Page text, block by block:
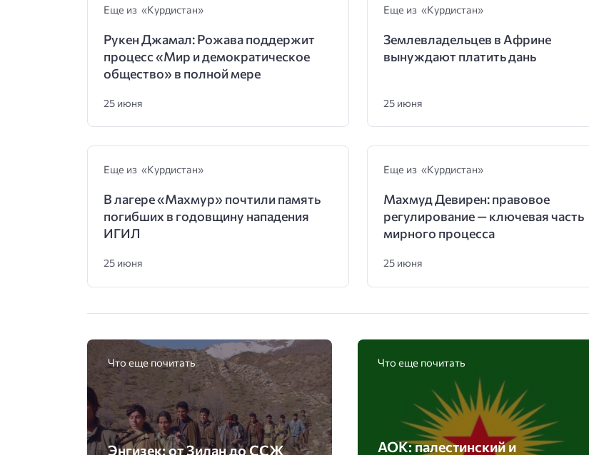
Еще из «Курдистан»
Рукен Джамал: Рожава поддержит
процесс «Мир и демократическое
общество» в полной мере
25 июня
Еще из «Курдистан»
Землевладельцев в Африне
вынуждают платить дань
25 июня
Еще из «Курдистан»
В лагере «Махмур» почтили память
погибших в годовщину нападения
ИГИЛ
25 июня
Еще из «Курдистан»
Махмуд Девирен: правовое
регулирование — ключевая часть
мирного процесса
25 июня
Что еще почитать
Энгизек: от Зилан до ССЖ
Что еще почитать
АОК: палестинский и